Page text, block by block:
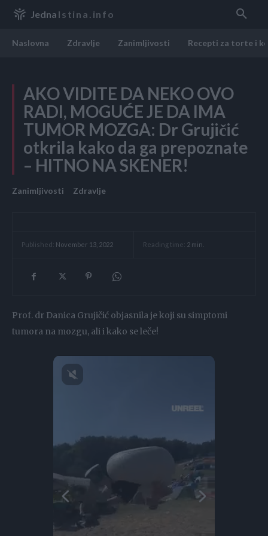
Jedna Istina.info
Naslovna Zdravlje Zanimljivosti Recepti za torte i
AKO VIDITE DA NEKO OVO
RADI, MOGUĆE JE DA IMA
TUMOR MOZGA: Dr Grujičić
otkrila kako da ga prepoznate
– HITNO NA SKENER!
Zanimljivosti Zdravlje
Published: November 13, 2022 Reading time: 2 min.
Prof. dr Danica Grujičić objasnila je koji su simptomi
tumora na mozgu, ali i kako se leče!